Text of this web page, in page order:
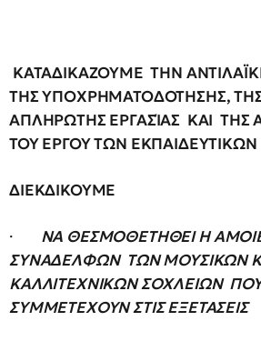
ΚΑΤΑΔΙΚΑΖΟΥΜΕ ΤΗΝ
ΤΗΣ ΥΠΟΧΡΗΜΑΤΟΔΟΤΗΣΗΣ,
ΑΠΛΗΡΩΤΗΣ ΕΡΓΑΣΊΑΣ ΚΑΙ ΤΗΣ
ΤΟΥ ΕΡΓΟΥ ΤΩΝ ΕΚΠΑΙΔΕΥΤΙΚΩΝ
ΔΙΕΚΔΙΚΟΥΜΕ
· ΝΑ ΘΕΣΜΟΘΕΤΗΘΕΙ Η
ΣΥΝΑΔΕΛΦΩΝ ΤΩΝ ΜΟΥΣΙΚΩΝ
ΚΑΛΛΙΤΕΧΝΙΚΩΝ ΣΟΧΛΕΙΩΝ
ΣΥΜΜΕΤΕΧΟΥΝ ΣΤΙΣ ΕΞΕΤΑΣΕΙΣ